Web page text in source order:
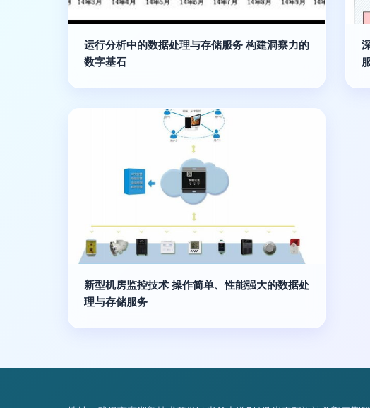
运行分析中的数据处理与存储服务 构建洞察力的
数字基石
新型机房监控技术 操作简单、性能强大的数据处
理与存储服务